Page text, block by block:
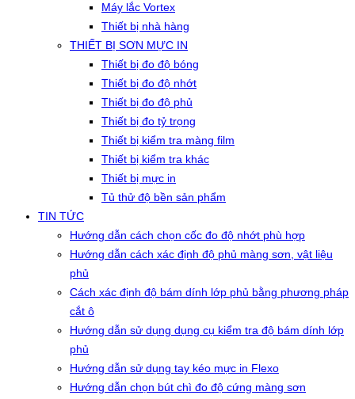
Máy lắc Vortex
Thiết bị nhà hàng
THIẾT BỊ SƠN MỰC IN
Thiết bị đo độ bóng
Thiết bị đo độ nhớt
Thiết bị đo độ phủ
Thiết bị đo tỷ trọng
Thiết bị kiểm tra màng film
Thiết bị kiểm tra khác
Thiết bị mực in
Tủ thử độ bền sản phẩm
TIN TỨC
Hướng dẫn cách chọn cốc đo độ nhớt phù hợp
Hướng dẫn cách xác định độ phủ màng sơn, vật liệu
phủ
Cách xác định độ bám dính lớp phủ bằng phương pháp
cắt ô
Hướng dẫn sử dụng dụng cụ kiểm tra độ bám dính lớp
phủ
Hướng dẫn sử dụng tay kéo mực in Flexo
Hướng dẫn chọn bút chì đo độ cứng màng sơn